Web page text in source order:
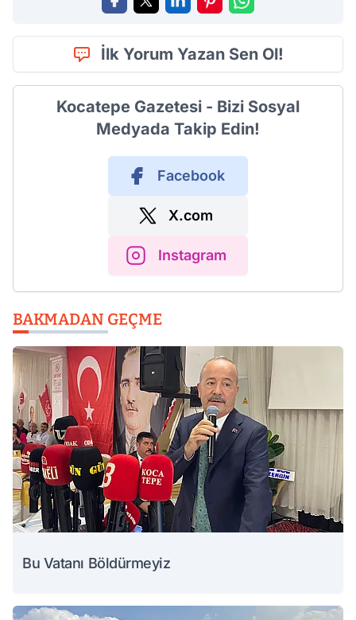
İlk Yorum Yazan Sen Ol!
Kocatepe Gazetesi - Bizi Sosyal
Medyada Takip Edin!
Facebook
X.com
Instagram
BAKMADAN GEÇME
Bu Vatanı Böldürmeyiz